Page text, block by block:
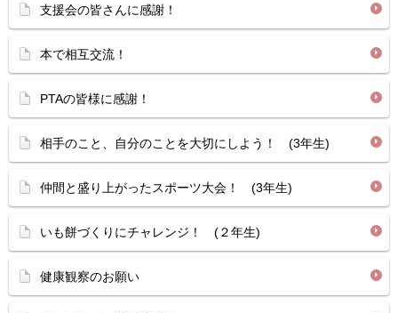
支援会の皆さんに感謝！
本で相互交流！
PTAの皆様に感謝！
相手のこと、自分のことを大切にしよう！ (3年生)
仲間と盛り上がったスポーツ大会！ (3年生)
いも餅づくりにチャレンジ！ (２年生)
健康観察のお願い